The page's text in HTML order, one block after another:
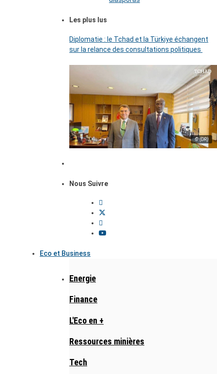
Les plus lus
Diplomatie : le Tchad et la Türkiye échangent
sur la relance des consultations politiques
© (DR)
Nous Suivre
Eco et Business
Energie
Finance
L'Eco en +
Ressources minières
Tech